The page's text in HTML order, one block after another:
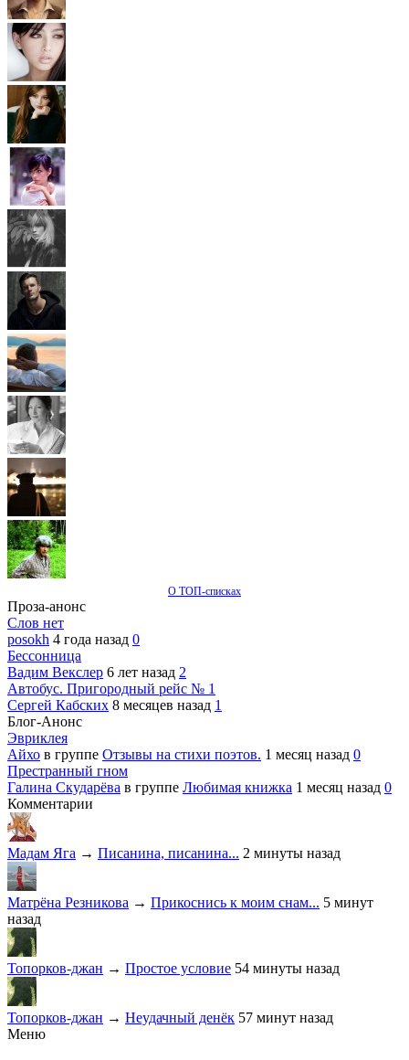
О ТОП-списках
Проза-анонс
Слов нет
posokh 4 года назад 0
Бессонница
Вадим Векслер 6 лет назад 2
Автобус. Пригородный рейс № 1
Сергей Кабских 8 месяцев назад 1
Блог-Анонс
Эвриклея
Айхо в группе Отзывы на стихи поэтов. 1 месяц назад 0
Престранный гном
Галина Скударёва в группе Любимая книжка 1 месяц назад 0
Комментарии
Мадам Яга → Писанина, писанина... 2 минуты назад
Матрёна Резникова → Прикоснись к моим снам... 5 минут
назад
Топорков-джан → Простое условие 54 минуты назад
Топорков-джан → Неудачный денёк 57 минут назад
Меню